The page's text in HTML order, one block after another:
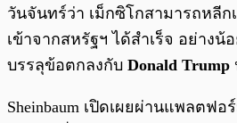
วันจันทร์ว่า เม็กซิโกสามารถหลีก
เข้าจากสหรัฐฯ ได้สำเร็จ อย่าง
บรรลุข้อตกลงกับ Donald Trump
Sheinbaum เปิดเผยผ่านแพลตฟอ